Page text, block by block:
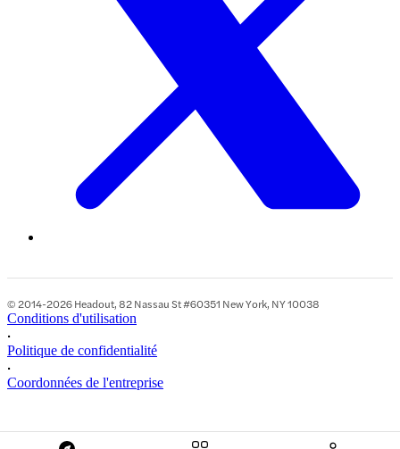
© 2014-2026 Headout, 82 Nassau St #60351 New York, NY 10038
Conditions d'utilisation
•
Politique de confidentialité
•
Coordonnées de l'entreprise